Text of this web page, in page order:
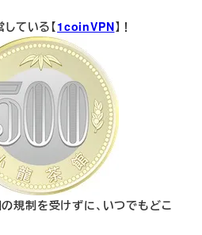
ている【1coinVPN】！
規制を受けずに、いつでもどこ